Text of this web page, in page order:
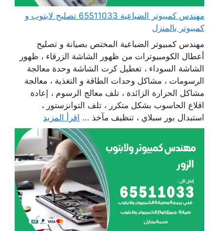
مهندس كمبيوتر الضباعية 65511033 تصليح لابتوب و
كمبيوتر بالمنزل
مهندس كمبيوتر الضباعية المختص بصيانة و تصليح
أعطال الكومبيوترات من ظهور الشاشة الزرقاء ، ظهور
الشاشة السوداء ، تعطيل كرت الشاشة وحدة معالجة
الرسومات ، مشاكل وحدات الطاقة و التغذية ، معالجة
مشاكل الحرارة الزائدة ، تلف معالج الرسوم ، إعادة
اقلاع الحاسوب بشكل متكرر ، تلف التوانزستور ،
استبدال بور سبلاي ، تنظيف مآخذ ... اقرأ المزيد